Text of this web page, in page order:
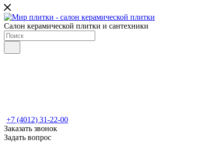
Салон керамической плитки и сантехники
+7 (4012) 31-22-00
Заказать звонок
Задать вопрос